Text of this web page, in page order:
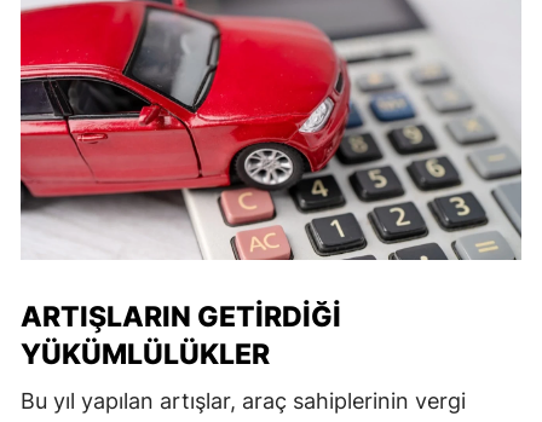
ARTIŞLARIN GETIRDIĞI
YÜKÜMLÜLÜKLER
Bu yıl yapılan artışlar, araç sahiplerinin vergi